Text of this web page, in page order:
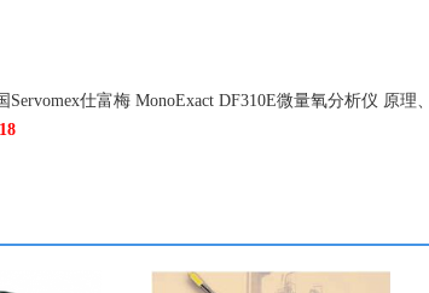
Servomex仕富梅 MonoExact DF310E微量氧分析仪 原